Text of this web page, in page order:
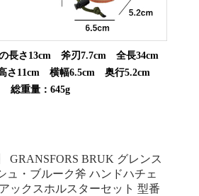
長さ13cm 斧刃7.7cm 全長34cm
さ11cm 横幅6.5cm 奥行5.2cm
総重量：645g
GRANSFORS BRUK グレンス
ュ・ブルーク斧 ハンドハチェ
ックスホルスターセット 型番